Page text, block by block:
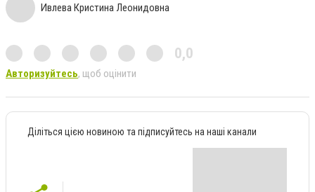
Ивлева Кристина Леонидовна
0,0
Авторизуйтесь, щоб оцінити
Діліться цією новиною та підписуйтесь на наші канали